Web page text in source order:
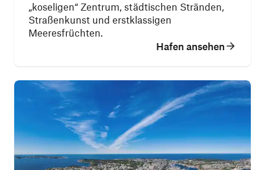
„koseligen“ Zentrum, städtischen Stränden,
Straßenkunst und erstklassigen
Meeresfrüchten.
Hafen ansehen